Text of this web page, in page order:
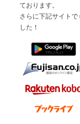
ております。
さらに下記サイト
した！